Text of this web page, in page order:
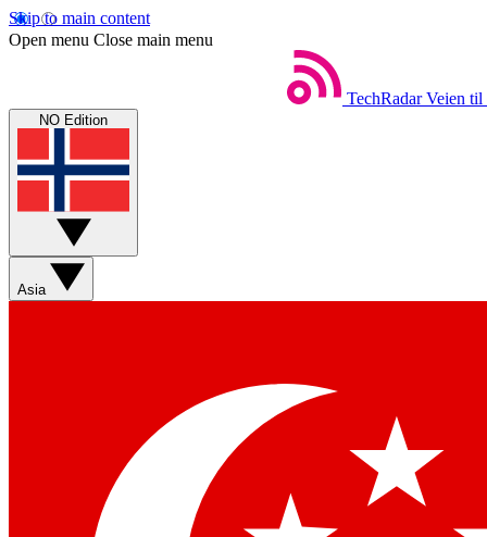
Skip to main content
Open menu Close main menu
TechRadar Veien til
NO Edition
Asia